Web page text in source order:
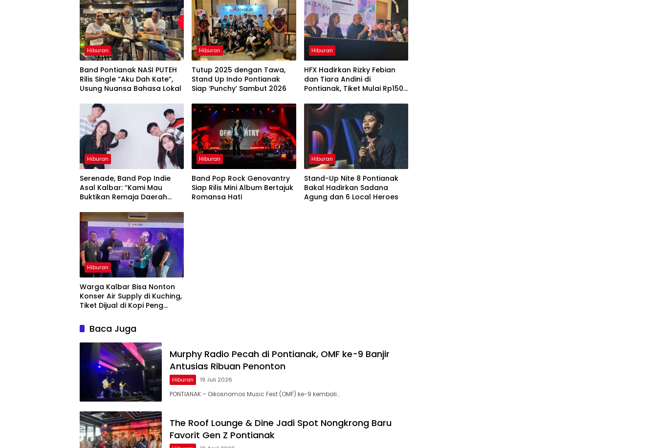
Hiburan
Band Pontianak NASI PUTEH
Rilis Single “Aku Dah Kate”,
Usung Nuansa Bahasa Lokal
Hiburan
Tutup 2025 dengan Tawa,
Stand Up Indo Pontianak
Siap ‘Punchy’ Sambut 2026
Hiburan
HFX Hadirkan Rizky Febian
dan Tiara Andini di
Pontianak, Tiket Mulai Rp150
Hiburan
Serenade, Band Pop Indie
Asal Kalbar: “Kami Mau
Buktikan Remaja Daerah
Hiburan
Band Pop Rock Genovantry
Siap Rilis Mini Album Bertajuk
Romansa Hati
Hiburan
Stand-Up Nite 8 Pontianak
Bakal Hadirkan Sadana
Agung dan 6 Local Heroes
Hiburan
Warga Kalbar Bisa Nonton
Konser Air Supply di Kuching,
Tiket Dijual di Kopi Peng
Baca Juga
Murphy Radio Pecah di Pontianak, OMF ke-9 Banjir
Antusias Ribuan Penonton
Hiburan 19 Juli 2026
PONTIANAK – Oikosnomos Music Fest (OMF) ke-9 kembali…
The Roof Lounge & Dine Jadi Spot Nongkrong Baru
Favorit Gen Z Pontianak